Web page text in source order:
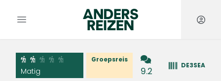
Open hoofdmenu
Anders Reizen
Matig
Groepsreis
9.2
DE3SEA